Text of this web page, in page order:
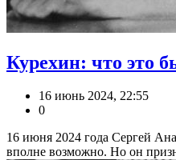
Курехин: что это
16 июнь 2024, 22:55
0
16 июня 2024 года Сергей
вполне возможно. Но он